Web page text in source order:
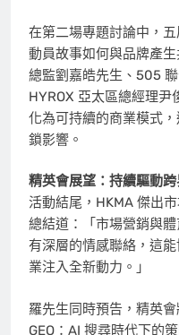
在第二場專題討論中，
動員故事如何與品牌產
總監劉嘉皓先生、505
HYROX 亞太區總經理
化為可持續的商業模式
鎖影響。
精英會展望：持續驅動
活動結尾，HKMA 傑出
總結道：「市場營銷與
有深層的情感聯絡，這
業注入全新動力。」
羅先生同時預告，精英
GEO：AI 搜尋時代下的